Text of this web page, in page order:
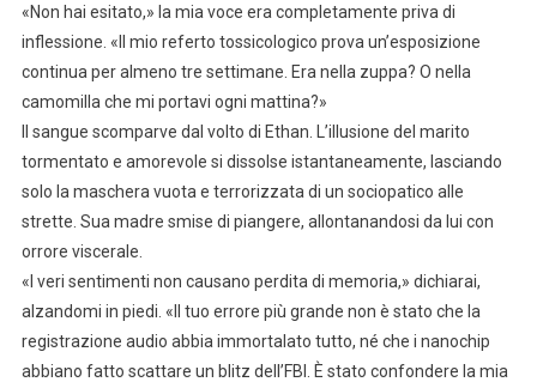
«Non hai esitato,» la mia voce era completamente priva di
inflessione. «Il mio referto tossicologico prova un’esposizione
continua per almeno tre settimane. Era nella zuppa? O nella
camomilla che mi portavi ogni mattina?»
Il sangue scomparve dal volto di Ethan. L’illusione del marito
tormentato e amorevole si dissolse istantaneamente, lasciando
solo la maschera vuota e terrorizzata di un sociopatico alle
strette. Sua madre smise di piangere, allontanandosi da lui con
orrore viscerale.
«I veri sentimenti non causano perdita di memoria,» dichiarai,
alzandomi in piedi. «Il tuo errore più grande non è stato che la
registrazione audio abbia immortalato tutto, né che i nanochip
abbiano fatto scattare un blitz dell’FBI. È stato confondere la mia